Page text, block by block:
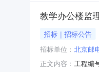
教学办公楼监
招标｜招标公告
招标单位： 北京邮
正文内容： 工程编